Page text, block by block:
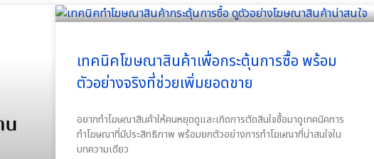
เทคนิคโฆษณาสินค้าเพื่อกระตุ้นการซื้อ พร้อม
ตัวอย่างจริงที่ช่วยเพิ่มยอดขาย
อยากทำโฆษณาสินค้าให้คนหยุดดูและเกิดการตัดสินใจซื้อมาดูเทคนิคการ
ทำโฆษณาที่มีประสิทธิภาพ พร้อมยกตัวอย่างการทำโฆษณาที่น่าสนใจใน
บทความเดียว